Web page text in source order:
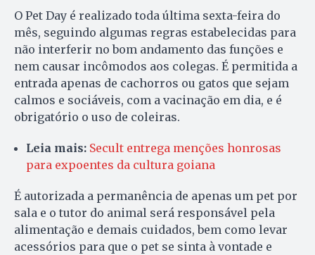
O Pet Day é realizado toda última sexta-feira do
mês, seguindo algumas regras estabelecidas para
não interferir no bom andamento das funções e
nem causar incômodos aos colegas. É permitida a
entrada apenas de cachorros ou gatos que sejam
calmos e sociáveis, com a vacinação em dia, e é
obrigatório o uso de coleiras.
Leia mais: Secult entrega menções honrosas
para expoentes da cultura goiana
É autorizada a permanência de apenas um pet por
sala e o tutor do animal será responsável pela
alimentação e demais cuidados, bem como levar
acessórios para que o pet se sinta à vontade e